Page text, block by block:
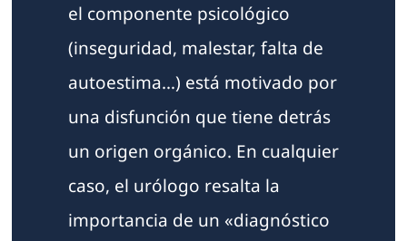
el componente psicológico
(inseguridad, malestar, falta de
autoestima…) está motivado por
una disfunción que tiene detrás
un origen orgánico. En cualquier
caso, el urólogo resalta la
importancia de un «diagnóstico